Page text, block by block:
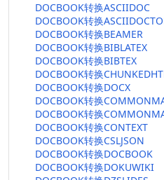
DOCBOOK转换ASCIIDOC
DOCBOOK转换
DOCBOOK转换BEAMER
DOCBOOK转换BIBLATEX
DOCBOOK转换BIBTEX
DOCBOOK转换
DOCBOOK转换DOCX
DOCBOOK转换
DOCBOOK转换
DOCBOOK转换CONTEXT
DOCBOOK转换CSLJSON
DOCBOOK转换DOCBOOK
DOCBOOK转换DOKUWIKI